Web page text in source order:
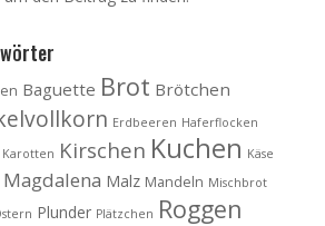
Baguette Brot Brötchen
Erdbeeren Haferflocken
Karotten Kirschen Kuchen Käse
Magdalena Malz Mandeln Mischbrot
Plunder Plätzchen Roggen